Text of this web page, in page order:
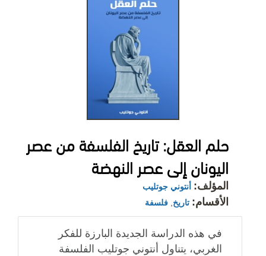
حلم العقل: تاريخ الفلسفة من عصر
اليونان إلى عصر النهضة
المؤلف: أنتوني جوتليب
الأقسام: تاريخ, فلسفة
في هذه الدراسة الجديدة البارزة للفكر
الغربي، يتناول أنتوني جوتليب الفلسفة